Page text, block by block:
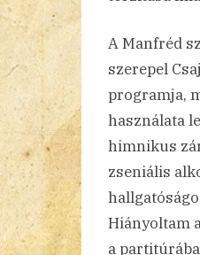
A Manfréd
szerepel
programja,
használata
himnikus
zseniális
Hiányoltam
a